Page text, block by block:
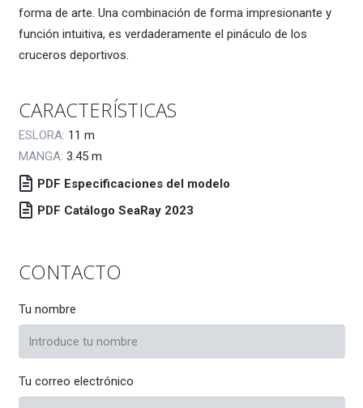
forma de arte. Una combinación de forma impresionante y
función intuitiva, es verdaderamente el pináculo de los
cruceros deportivos.
CARACTERÍSTICAS
ESLORA: 11 m
MANGA: 3.45 m
PDF Especificaciones del modelo
PDF Catálogo SeaRay 2023
CONTACTO
Tu nombre
Tu correo electrónico